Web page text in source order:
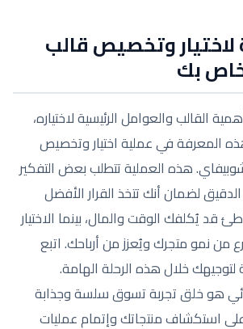
لاختيار وتخصيص قالب
بك
القالب والعوامل الرئيسية لاختياره،
المعرفة في عملية اختيار وتخصيص
هذه العملية تتطلب بعض التفكير
لضمان أنك تتخذ القرار الأفضل
قد يُكلفك الوقت والمال، بينما الاختيار
من نمو متجرك ويُعزز من أرباحك. اتبع
لتوجيهك خلال هذه الرحلة الهامة.
هو خلق تجربة تسوق سلسة وجذابة
استكشاف منتجاتك وإتمام عمليات